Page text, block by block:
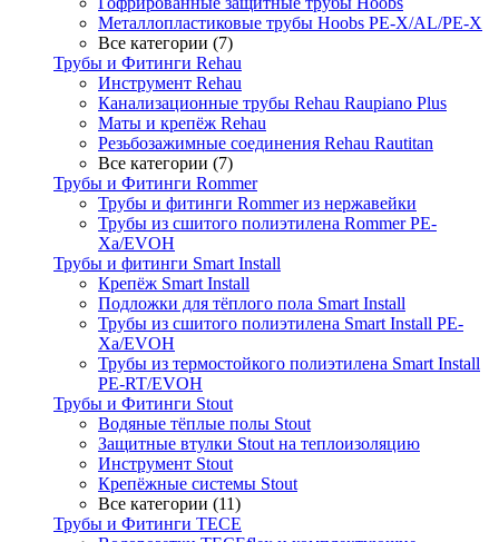
Металлопластиковые трубы Hoobs PE-X/AL/PE-X
Все категории (7)
Трубы и Фитинги Rehau
Инструмент Rehau
Канализационные трубы Rehau Raupiano Plus
Маты и крепёж Rehau
Резьбозажимные соединения Rehau Rautitan
Все категории (7)
Трубы и Фитинги Rommer
Трубы и фитинги Rommer из нержавейки
Трубы из сшитого полиэтилена Rommer PE-
Xa/EVOH
Трубы и фитинги Smart Install
Крепёж Smart Install
Подложки для тёплого пола Smart Install
Трубы из сшитого полиэтилена Smart Install PE-
Xa/EVOH
Трубы из термостойкого полиэтилена Smart Install
PE-RT/EVOH
Трубы и Фитинги Stout
Водяные тёплые полы Stout
Защитные втулки Stout на теплоизоляцию
Инструмент Stout
Крепёжные системы Stout
Все категории (11)
Трубы и Фитинги TECE